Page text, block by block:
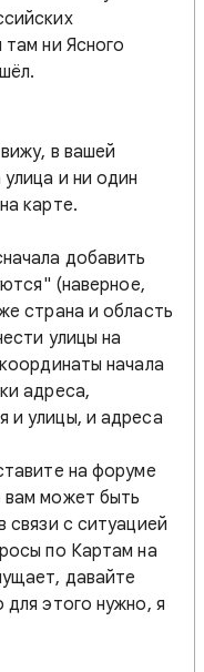
ни Ясного
в вашей
и ни один
карте.
добавить
(наверное,
страна и область
улицы на
начала
адреса,
и улицы, и адреса
на форуме
может быть
связи с ситуацией
по Картам на
давайте
этого нужно, я